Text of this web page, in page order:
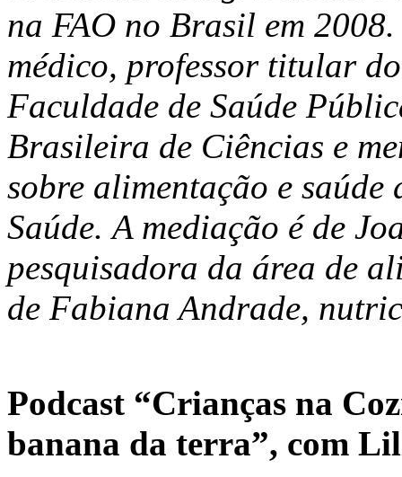
na FAO no Brasil em
médico, professor titular
Faculdade de Saúde
Brasileira de Ciências e
sobre alimentação e
Saúde. A mediação é de
pesquisadora da área de
de Fabiana Andrade,
Podcast “Crianças na
banana da terra”, com